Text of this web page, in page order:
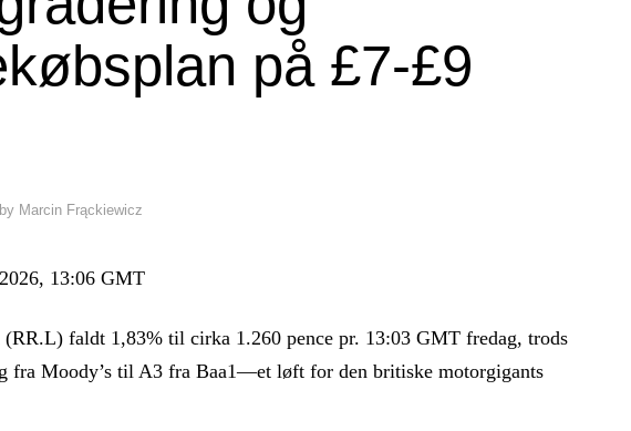
på £7-£9
by Marcin Frąckiewicz
13:06 GMT
faldt 1,83% til cirka 1.260 pence pr. 13:03 GMT fredag, trods
fra Moody’s til A3 fra Baa1—et løft for den britiske motorgigants